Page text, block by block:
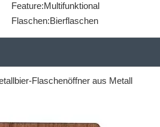
Feature:Multifunktional
Flaschen:Bierflaschen
Flaschenöffner aus Metall